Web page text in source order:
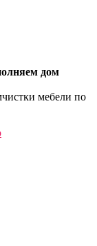
дом
мебели по